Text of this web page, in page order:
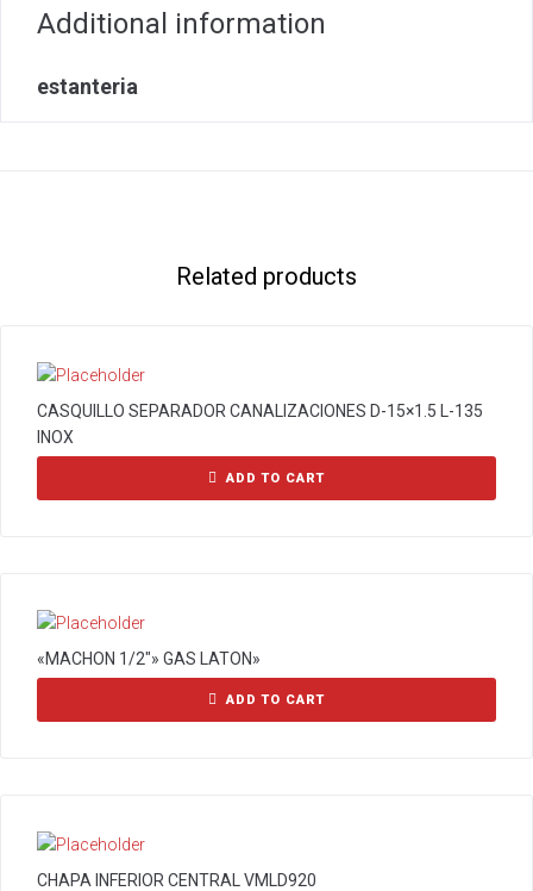
Additional information
estanteria
Related products
CASQUILLO SEPARADOR CANALIZACIONES D-15×1.5 L-135
INOX
ADD TO CART
«MACHON 1/2″» GAS LATON»
ADD TO CART
CHAPA INFERIOR CENTRAL VMLD920